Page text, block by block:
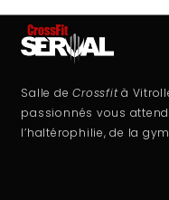
Salle deCrossfità
passionnés vous
l’haltérophilie, de la